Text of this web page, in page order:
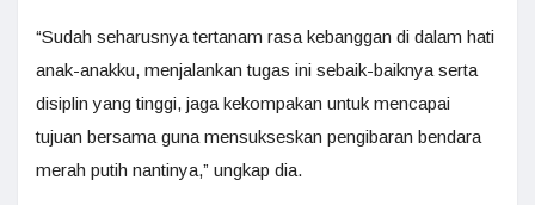
“Sudah seharusnya tertanam rasa kebanggan di dalam hati
anak-anakku, menjalankan tugas ini sebaik-baiknya serta
disiplin yang tinggi, jaga kekompakan untuk mencapai
tujuan bersama guna mensukseskan pengibaran bendara
merah putih nantinya,” ungkap dia.